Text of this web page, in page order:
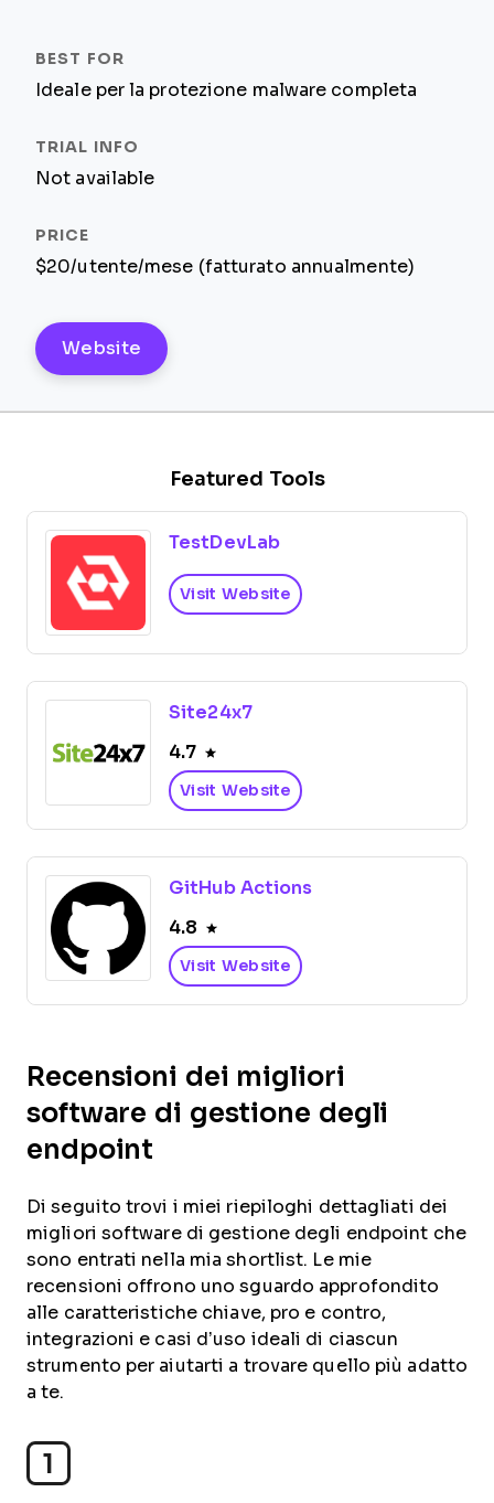
Ideale per la protezione malware completa
Not available
$20/utente/mese (fatturato annualmente)
Website
Featured Tools
TestDevLab
Visit Website
Site24x7
4.7
Visit Website
GitHub Actions
4.8
Visit Website
Recensioni dei migliori
software di gestione degli
endpoint
Di seguito trovi i miei riepiloghi dettagliati dei
migliori software di gestione degli endpoint che
sono entrati nella mia shortlist. Le mie
recensioni offrono uno sguardo approfondito
alle caratteristiche chiave, pro e contro,
integrazioni e casi d’uso ideali di ciascun
strumento per aiutarti a trovare quello più adatto
a te.
1